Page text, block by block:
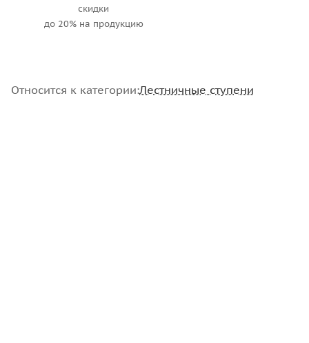
скидки
до 20% на продукцию
Относится к категории:Лестничные ступени